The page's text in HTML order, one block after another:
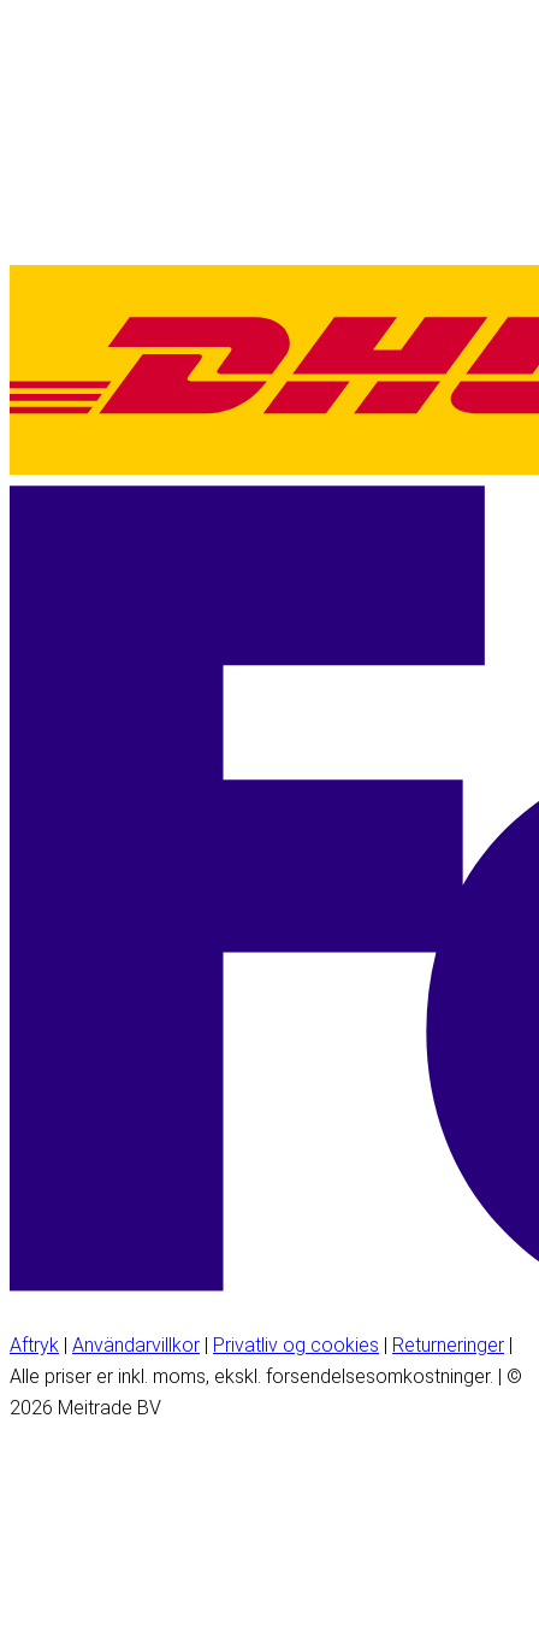
Aftryk | Användarvillkor | Privatliv og cookies | Returneringer |
Alle priser er inkl. moms, ekskl. forsendelsesomkostninger. | ©
2026 Meitrade BV